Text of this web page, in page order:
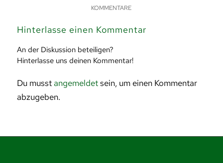
KOMMENTARE
Hinterlasse einen Kommentar
An der Diskussion beteiligen?
Hinterlasse uns deinen Kommentar!
Du musstangemeldetsein, um einen Kommentar
abzugeben.